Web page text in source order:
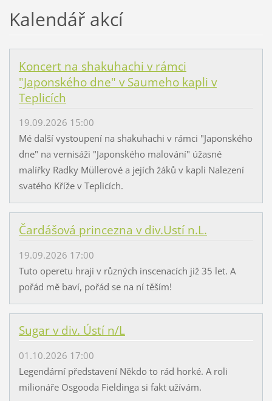
Kalendář akcí
Koncert na shakuhachi v rámci
"Japonského dne" v Saumeho kapli v
Teplicích
19.09.2026 15:00
Mé další vystoupení na shakuhachi v rámci "Japonského
dne" na vernisáži "Japonského malování" úžasné
malířky Radky Müllerové a jejích žáků v kapli Nalezení
svatého Kříže v Teplicích.
Čardášová princezna v div.Ustí n.L.
19.09.2026 17:00
Tuto operetu hraji v různých inscenacích již 35 let. A
pořád mě baví, pořád se na ní těším!
Sugar v div. Ústí n/L
01.10.2026 17:00
Legendární představení Někdo to rád horké. A roli
milionáře Osgooda Fieldinga si fakt užívám.